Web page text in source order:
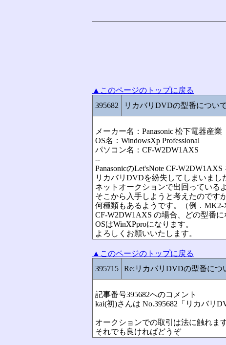
▲このページのトップに戻る
395682
リカバリDVDの型番について
メーカー名：Panasonic 松下電器産業
OS名：WindowsXp Professional
パソコン名：CF-W2DW1AXS
--
PanasonicのLet'sNote CF-
リカバリDVDを紛失してしまいまし
ネットオークションで出回っている
そこから入手しようと考えたのです
何種類もあるようです。（例．MK2-
CF-W2DW1AXS の場合、どの型番
OSはWinXPproになります。
よろしくお願いいたします。
▲このページのトップに戻る
395715
Re:リカバリDVDの型番につ
記事番号395682へのコメント
kai(初)さんは No.395682「リカバリ
オークションでの取引は法に触れま
それでも良ければどうぞ